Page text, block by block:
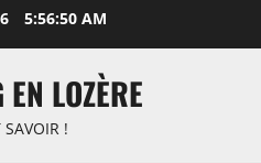
5:56:50 AM
LOZÈRE
!